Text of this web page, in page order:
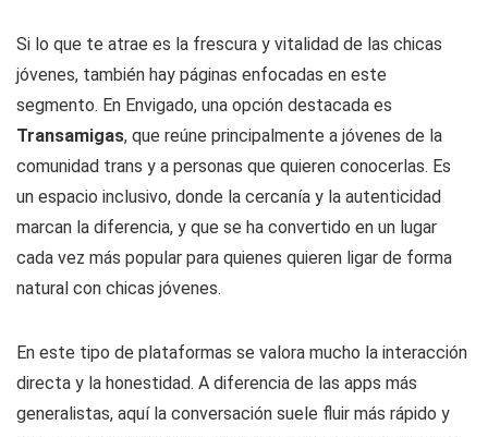
Si lo que te atrae es la frescura y vitalidad de las chicas
jóvenes, también hay páginas enfocadas en este
segmento. En Envigado, una opción destacada es
Transamigas, que reúne principalmente a jóvenes de la
comunidad trans y a personas que quieren conocerlas. Es
un espacio inclusivo, donde la cercanía y la autenticidad
marcan la diferencia, y que se ha convertido en un lugar
cada vez más popular para quienes quieren ligar de forma
natural con chicas jóvenes.
En este tipo de plataformas se valora mucho la interacción
directa y la honestidad. A diferencia de las apps más
generalistas, aquí la conversación suele fluir más rápido y